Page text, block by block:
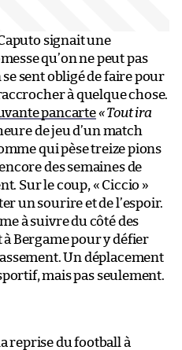
signait une
qu’on ne peut pas
sent obligé de faire pour
à quelque chose.
pancarte« Tout ira
de jeu d’un match
qui pèse treize pions
des semaines de
Sur le coup, « Ciccio »
un sourire et de l’espoir.
à suivre du côté des
Bergame pour y défier
Un déplacement
mais pas seulement.
reprise du football à